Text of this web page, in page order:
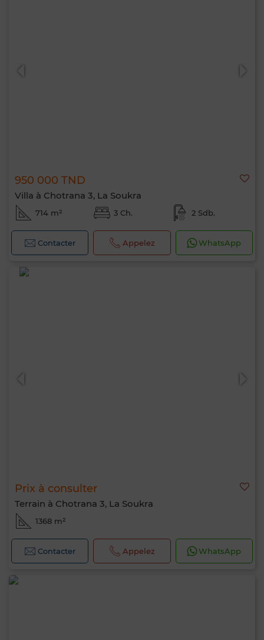
950 000 TND
Villa à Chotrana 3, La Soukra
714 m² 3 Ch. 2 Sdb.
Contacter Appelez WhatsApp
Prix à consulter
Terrain à Chotrana 3, La Soukra
1368 m²
Contacter Appelez WhatsApp